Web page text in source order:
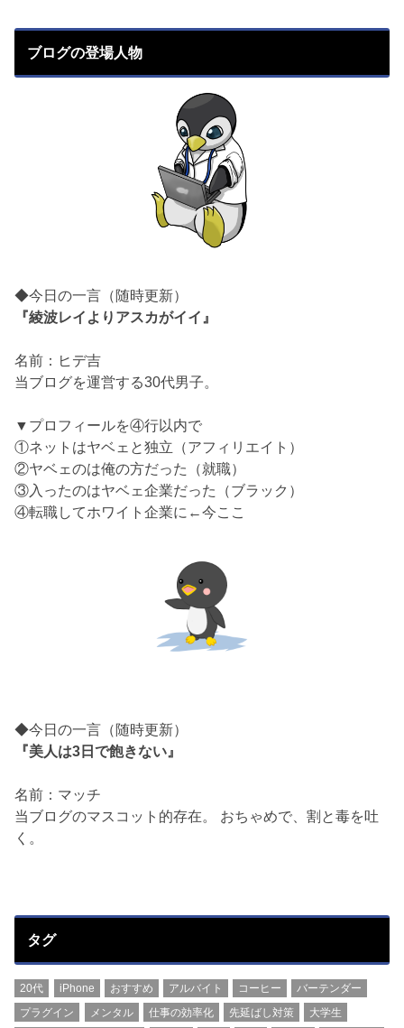
ブログの登場人物
◆今日の一言（随時更新）
『綾波レイよりアスカがイイ』
名前：ヒデ吉
当ブログを運営する30代男子。
▼プロフィールを④行以内で
①ネットはヤベェと独立（アフィリエイト）
②ヤベェのは俺の方だった（就職）
③入ったのはヤベェ企業だった（ブラック）
④転職してホワイト企業に←今ここ
◆今日の一言（随時更新）
『美人は3日で飽きない』
名前：マッチ
当ブログのマスコット的存在。 おちゃめで、割と毒を吐
く。
タグ
20代 iPhone おすすめ アルバイト コーヒー
バーテンダー
プラグイン
メンタル 仕事の効率化 先延ばし対策
大学生